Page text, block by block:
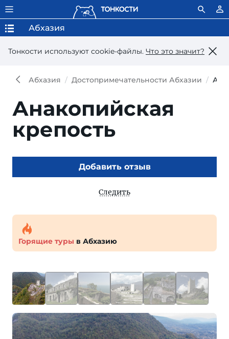
Тонкости используют сookie-файлы. Что это значит?
Абхазия
Абхазия Достопримечательности Абхазии
Анакопийская
крепость
Добавить отзыв
Следить
Горящие туры в Абхазию